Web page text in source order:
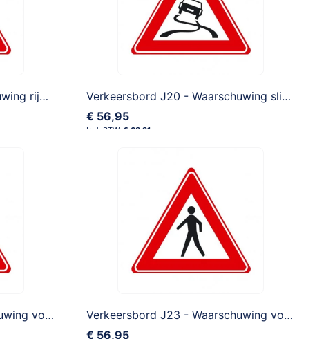
Verkeersbord J19 - Waarschuwing rijbaanversmalling links
Verkeersbord J20 - Waarschuwing slipgevaar
€ 56,95
€ 68,91
Verkeersbord J22 - Waarschuwing voetgangersoversteekplaats
Verkeersbord J23 - Waarschuwing voetgangers
€ 56,95